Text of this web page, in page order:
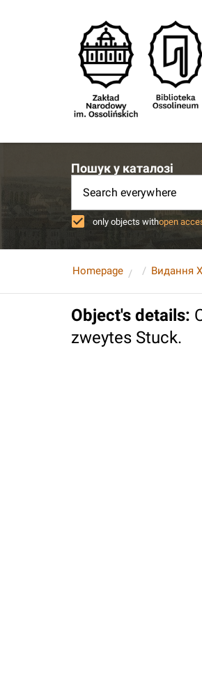
Пошук у каталозі
Search everywhere
only objects withopen
Homepage Видання
Object's details:
zweytes Stuck.